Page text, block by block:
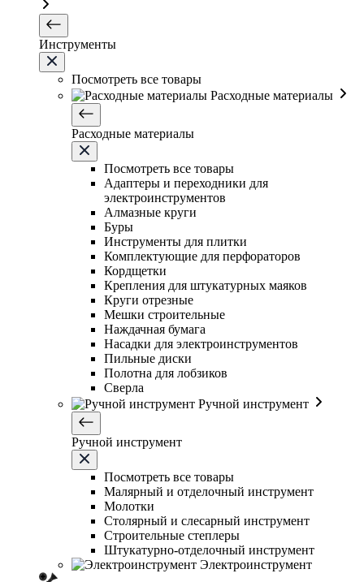
Инструменты
Посмотреть все товары
Расходные материалы
Расходные материалы
Посмотреть все товары
Адаптеры и переходники для
электроинструментов
Алмазные круги
Буры
Инструменты для плитки
Комплектующие для перфораторов
Кордщетки
Крепления для штукатурных маяков
Круги отрезные
Мешки строительные
Наждачная бумага
Насадки для электроинструментов
Пильные диски
Полотна для лобзиков
Сверла
Ручной инструмент
Ручной инструмент
Посмотреть все товары
Малярный и отделочный инструмент
Молотки
Столярный и слесарный инструмент
Строительные степлеры
Штукатурно-отделочный инструмент
Электроинструмент